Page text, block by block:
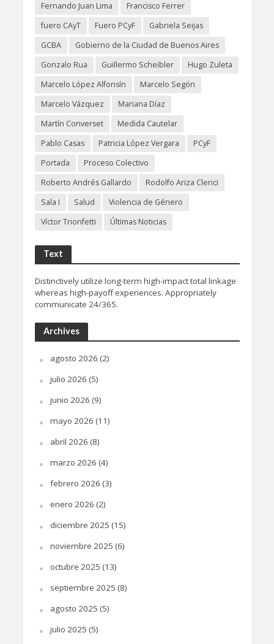
Fernando Juan Lima
Francisco Ferrer
fuero CAyT
Fuero PCyF
Gabriela Seijas
GCBA
Gobierno de la Ciudad de Buenos Aires
Gonzalo Rua
Guillermo Scheibler
Hugo Zuleta
Marcelo López Alfonsín
Marcelo Segón
Marcelo Vázquez
Mariana Díaz
Martín Converset
Medida Cautelar
Pablo Casas
Patricia López Vergara
PCyF
Portada
Proceso Colectivo
Roberto Andrés Gallardo
Rodolfo Ariza Clerici
Sala I
Salud
Violencia de Género
Víctor Trionfetti
Últimas Noticias
Text
Distinctively utilize long-term high-impact total linkage
whereas high-payoff experiences. Appropriately
communicate 24/365.
Archives
agosto 2026 (2)
julio 2026 (5)
junio 2026 (9)
mayo 2026 (11)
abril 2026 (8)
marzo 2026 (4)
febrero 2026 (3)
enero 2026 (2)
diciembre 2025 (15)
noviembre 2025 (6)
octubre 2025 (13)
septiembre 2025 (8)
agosto 2025 (5)
julio 2025 (5)